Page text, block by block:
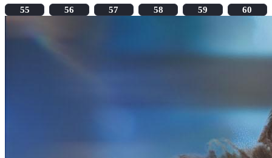
55
56 57 58 59 60